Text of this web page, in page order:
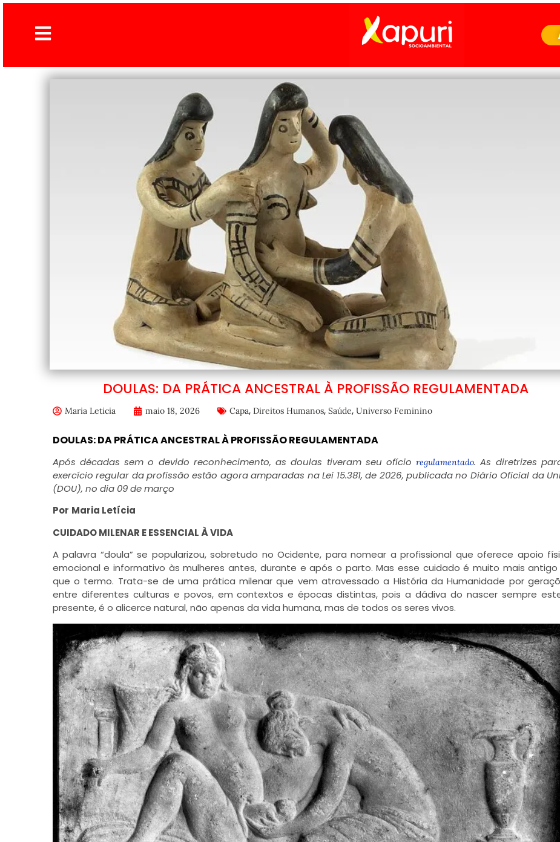
DOULAS: DA PRÁTICA ANCESTRAL À PROFISSÃO REGULAMENTADA
Maria Leticia maio 18, 2026 Capa, Direitos Humanos, Saúde, Universo Feminino
DOULAS: DA PRÁTICA ANCESTRAL À PROFISSÃO REGULAMENTADA
Após décadas sem o devido reconhecimento, as doulas tiveram seu ofícioregulamentado. As diretrizes
exercício regular da profissão estão agora amparadas na Lei 15.381, de 2026, publicada no Diário Oficial da
(DOU), no dia 09 de março
Por Maria Letícia
CUIDADO MILENAR E ESSENCIAL À VIDA
A palavra “doula” se popularizou, sobretudo no Ocidente, para nomear a profissional que oferece apoio
emocional e informativo às mulheres antes, durante e após o parto. Mas esse cuidado é muito mais
que o termo. Trata-se de uma prática milenar que vem atravessado a História da Humanidade por
entre diferentes culturas e povos, em contextos e épocas distintas, pois a dádiva do nascer sempre
presente, é o alicerce natural, não apenas da vida humana, mas de todos os seres vivos.